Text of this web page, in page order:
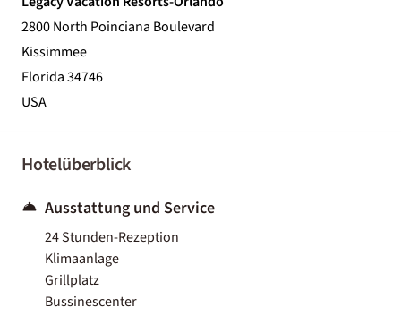
2800 North Poinciana Boulevard
Kissimmee
Florida 34746
USA
Hotelüberblick
Ausstattung und Service
24 Stunden-Rezeption
Klimaanlage
Grillplatz
Bussinescenter